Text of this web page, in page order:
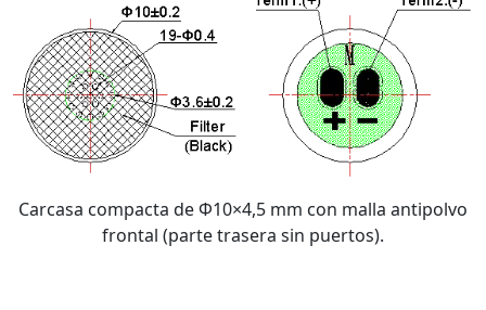
Carcasa compacta de Φ10×4,5 mm con malla antipolvo
frontal (parte trasera sin puertos).